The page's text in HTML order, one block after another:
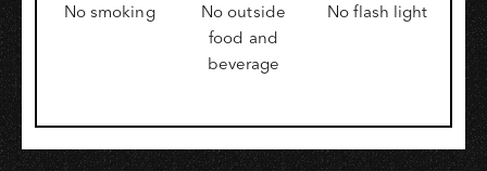
No smoking
No outside
food and
beverage
No flash light